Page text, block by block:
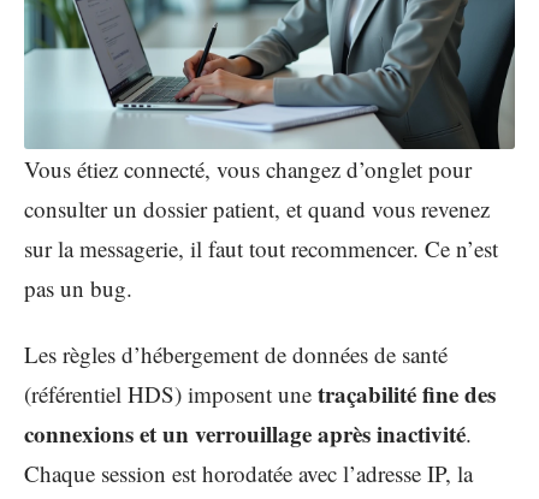
Vous étiez connecté, vous changez d’onglet pour
consulter un dossier patient, et quand vous revenez
sur la messagerie, il faut tout recommencer. Ce n’est
pas un bug.
Les règles d’hébergement de données de santé
(référentiel HDS) imposent une traçabilité fine des
connexions et un verrouillage après inactivité.
Chaque session est horodatée avec l’adresse IP, la